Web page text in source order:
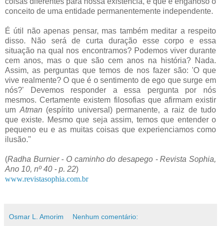
conceito de uma entidade permanentemente independente.
É útil não apenas pensar, mas também meditar a respeito
disso. Não será de curta duração esse corpo e essa
situação na qual nos encontramos? Podemos viver durante
cem anos, mas o que são cem anos na história? Nada.
Assim, as perguntas que temos de nos fazer são: 'O que
vive realmente? O que é o sentimento de ego que surge em
nós?' Devemos responder a essa pergunta por nós
mesmos. Certamente existem filosofias que afirmam existir
umAtman (espírito universal) permanente, a raiz de tudo
que existe. Mesmo que seja assim, temos que entender o
pequeno eu e as muitas coisas que experienciamos como
ilusão."
(Radha Burnier - O caminho do desapego - Revista Sophia,
Ano 10, nº 40 - p. 22)
www.revistasophia.com.br
Osmar L. Amorim Nenhum comentário: